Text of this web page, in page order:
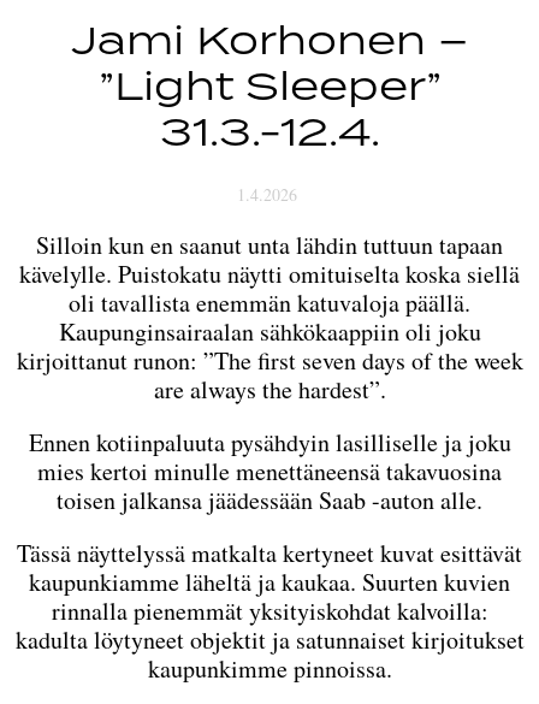
Jami Korhonen –
”Light Sleeper”
31.3.-12.4.
1.4.2026
Silloin kun en saanut unta lähdin tuttuun tapaan
kävelylle. Puistokatu näytti omituiselta koska siellä
oli tavallista enemmän katuvaloja päällä.
Kaupunginsairaalan sähkökaappiin oli joku
kirjoittanut runon: ”The first seven days of the week
are always the hardest”.
Ennen kotiinpaluuta pysähdyin lasilliselle ja joku
mies kertoi minulle menettäneensä takavuosina
toisen jalkansa jäädessään Saab -auton alle.
Tässä näyttelyssä matkalta kertyneet kuvat esittävät
kaupunkiamme läheltä ja kaukaa. Suurten kuvien
rinnalla pienemmät yksityiskohdat kalvoilla:
kadulta löytyneet objektit ja satunnaiset kirjoitukset
kaupunkimme pinnoissa.